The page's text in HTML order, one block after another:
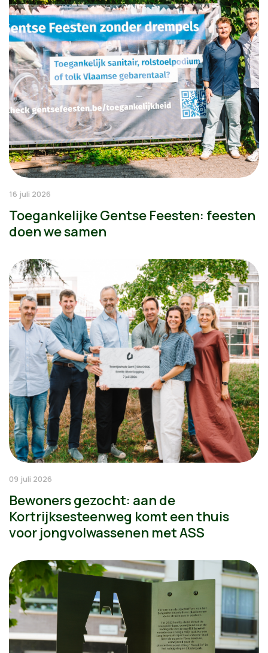
16 juli 2026
Toegankelijke Gentse Feesten: feesten
doen we samen
09 juli 2026
Bewoners gezocht: aan de
Kortrijksesteenweg komt een thuis
voor jongvolwassenen met ASS